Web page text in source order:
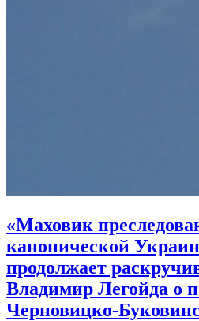
«Маховик
канонической
продолжает
Владимир Легойда о
Черновицко-